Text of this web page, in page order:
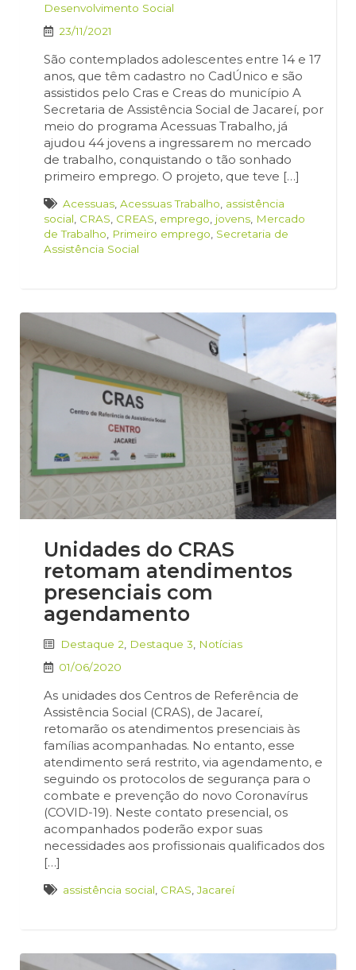
Desenvolvimento Social
23/11/2021
São contemplados adolescentes entre 14 e 17
anos, que têm cadastro no CadÚnico e são
assistidos pelo Cras e Creas do município A
Secretaria de Assistência Social de Jacareí, por
meio do programa Acessuas Trabalho, já
ajudou 44 jovens a ingressarem no mercado
de trabalho, conquistando o tão sonhado
primeiro emprego. O projeto, que teve […]
Acessuas Acessuas Trabalho assistência
social CRAS CREAS emprego jovens Mercado
de Trabalho
Primeiro emprego Secretaria de
Assistência Social
Unidades do CRAS
retomam atendimentos
presenciais com
agendamento
Destaque 2 Destaque 3
Notícias
01/06/2020
As unidades dos Centros de Referência de
Assistência Social (CRAS), de Jacareí,
retomarão os atendimentos presenciais às
famílias acompanhadas. No entanto, esse
atendimento será restrito, via agendamento, e
seguindo os protocolos de segurança para o
combate e prevenção do novo Coronavírus
(COVID-19). Neste contato presencial, os
acompanhados poderão expor suas
necessidades aos profissionais qualificados dos
[…]
assistência social CRAS ,Jacareí